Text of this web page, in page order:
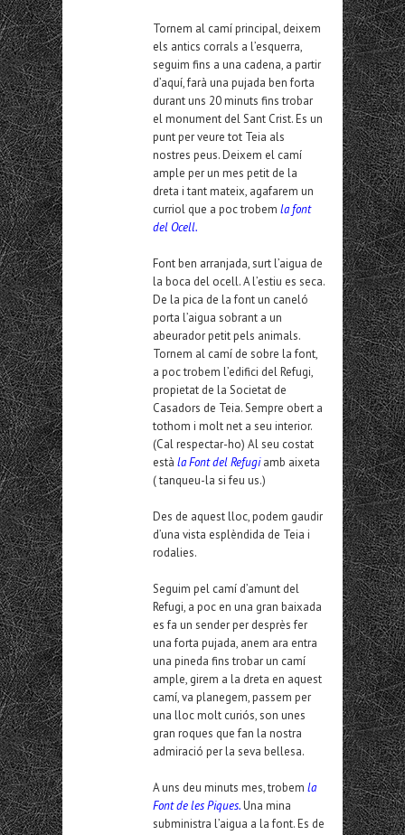
Tornem al camí principal, deixem
els antics corrals a l’esquerra,
seguim fins a una cadena, a partir
d’aquí, farà una pujada ben forta
durant uns 20 minuts fins trobar
el monument del Sant Crist. Es un
punt per veure tot Teia als
nostres peus. Deixem el camí
ample per un mes petit de la
dreta i tant mateix, agafarem un
curriol que a poc trobem la font
del Ocell.
Font ben arranjada, surt l’aigua de
la boca del ocell. A l’estiu es seca.
De la pica de la font un caneló
porta l’aigua sobrant a un
abeurador petit pels animals.
Tornem al camí de sobre la font,
a poc trobem l’edifici del Refugi,
propietat de la Societat de
Casadors de Teia. Sempre obert a
tothom i molt net a seu interior.
(Cal respectar-ho) Al seu costat
està la Font del Refugiamb aixeta
( tanqueu-la si feu us.)
Des de aquest lloc, podem gaudir
d’una vista esplèndida de Teia i
rodalies.
Seguim pel camí d’amunt del
Refugi, a poc en una gran baixada
es fa un sender per desprès fer
una forta pujada, anem ara entra
una pineda fins trobar un camí
ample, girem a la dreta en aquest
camí, va planegem, passem per
una lloc molt curiós, son unes
gran roques que fan la nostra
admiració per la seva bellesa.
A uns deu minuts mes, trobem la
Font de les Piques.Una mina
subministra l’aigua a la font. Es de